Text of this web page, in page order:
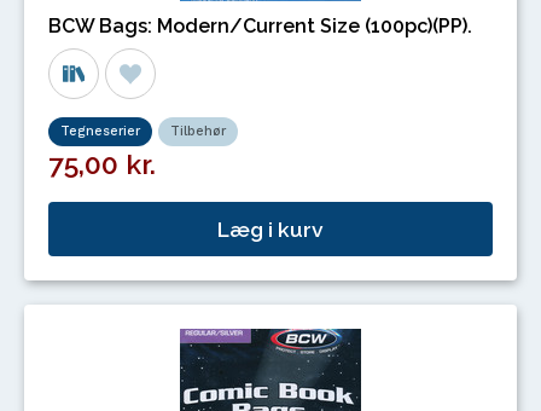
BCW Bags: Modern/Current Size (100pc)(PP).
Tegneserier Tilbehør
75,00 kr.
Læg i kurv